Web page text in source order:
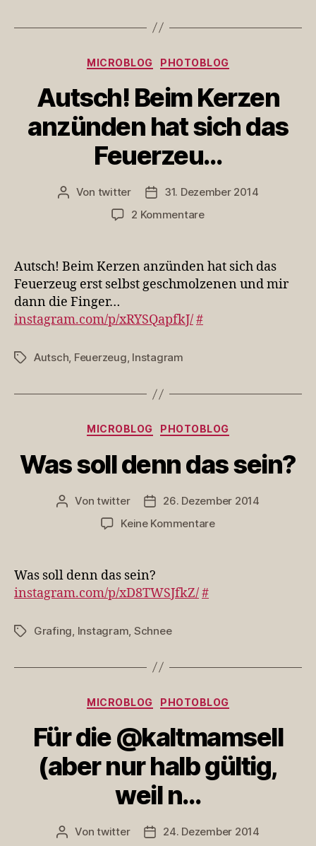
Kategorien
MICROBLOG PHOTOBLOG
Autsch! Beim Kerzen
anzünden hat sich das
Feuerzeu…
Beitragsautor
Von twitter Veröffentlichungsdatum
31. Dezember 2014
2 Kommentarezu
Kerzen
hat
Autsch! Beim Kerzen anzünden hat sich das
Feuerzeug erst selbst geschmolzenen und mir
dann die Finger…
instagram.com/p/xRYSQapfkJ/#
Schlagwörter
Autsch, Feuerzeug, Instagram
Kategorien
MICROBLOG PHOTOBLOG
Was soll denn das sein?
Beitragsautor
Vontwitter Veröffentlichungsdatum
26. Dezember 2014
Keine Kommentarezu
Was soll denn das sein?
instagram.com/p/xD8TWSJfkZ/#
Schlagwörter
Grafing Instagram Schnee
Kategorien
MICROBLOG PHOTOBLOG
Für die @kaltmamsell
(aber nur halb gültig,
weil n…
Beitragsautor
Vontwitter Veröffentlichungsdatum
24. Dezember 2014